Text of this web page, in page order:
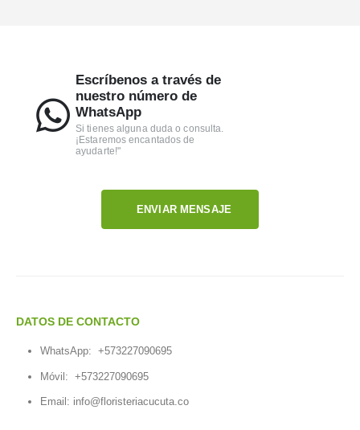
Escríbenos a través de
nuestro número de
WhatsApp
Si tienes alguna duda o consulta.
¡Estaremos encantados de
ayudarte!"
ENVIAR MENSAJE
DATOS DE CONTACTO
WhatsApp: +573227090695
Móvil: +573227090695
Email: info@floristeriacucuta.co